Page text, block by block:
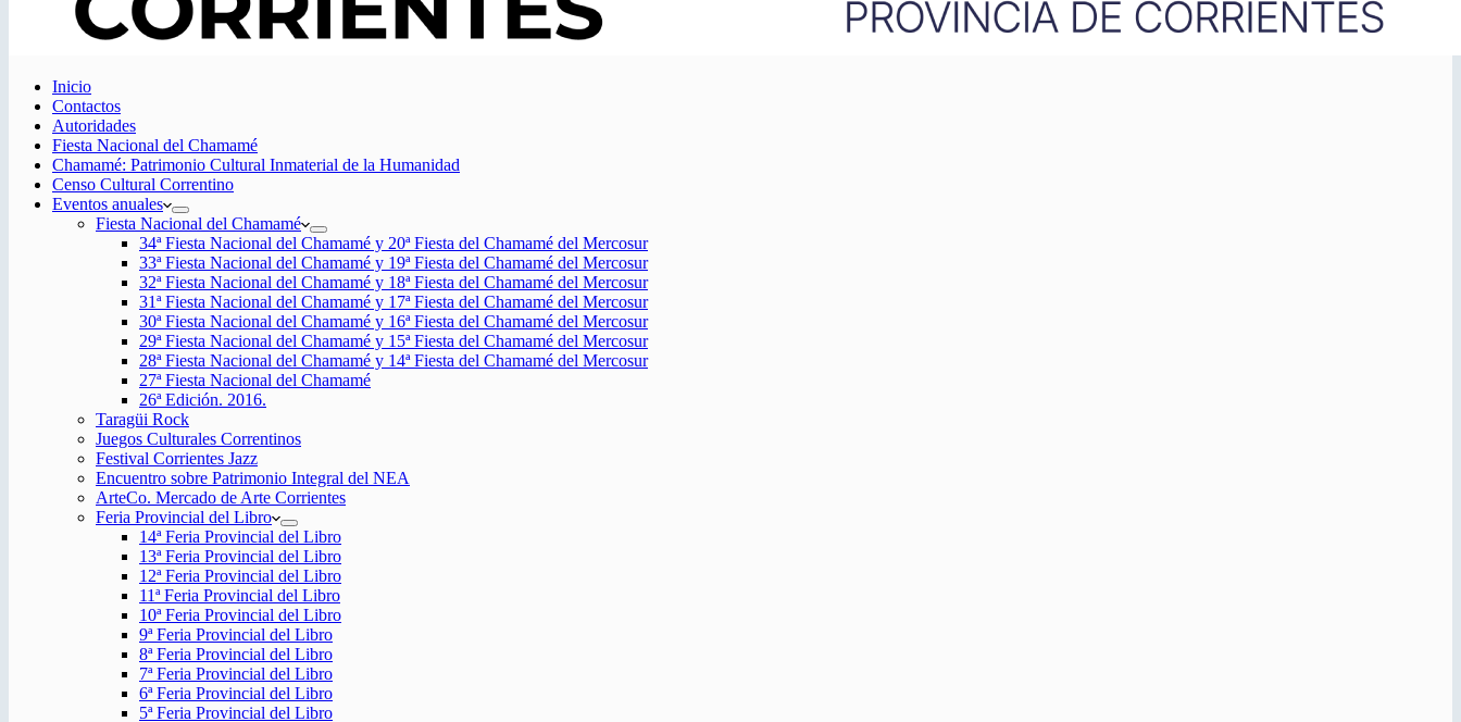
Inicio
Contactos
Autoridades
Fiesta Nacional del Chamamé
Chamamé: Patrimonio Cultural Inmaterial de la Humanidad
Censo Cultural Correntino
Eventos anuales
Fiesta Nacional del Chamamé
34ª Fiesta Nacional del Chamamé y 20ª Fiesta del Chamamé del Mercosur
33ª Fiesta Nacional del Chamamé y 19ª Fiesta del Chamamé del Mercosur
32ª Fiesta Nacional del Chamamé y 18ª Fiesta del Chamamé del Mercosur
31ª Fiesta Nacional del Chamamé y 17ª Fiesta del Chamamé del Mercosur
30ª Fiesta Nacional del Chamamé y 16ª Fiesta del Chamamé del Mercosur
29ª Fiesta Nacional del Chamamé y 15ª Fiesta del Chamamé del Mercosur
28ª Fiesta Nacional del Chamamé y 14ª Fiesta del Chamamé del Mercosur
27ª Fiesta Nacional del Chamamé
26ª Edición. 2016.
Taragüi Rock
Juegos Culturales Correntinos
Festival Corrientes Jazz
Encuentro sobre Patrimonio Integral del NEA
ArteCo. Mercado de Arte Corrientes
Feria Provincial del Libro
14ª Feria Provincial del Libro
13ª Feria Provincial del Libro
12ª Feria Provincial del Libro
11ª Feria Provincial del Libro
10ª Feria Provincial del Libro
9ª Feria Provincial del Libro
8ª Feria Provincial del Libro
7ª Feria Provincial del Libro
6ª Feria Provincial del Libro
5ª Feria Provincial del Libro